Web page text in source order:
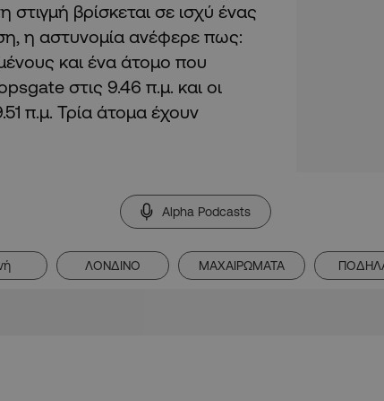
βρίσκεται σε ισχύ ένας
η αστυνομία ανέφερε πως:
και ένα άτομο που
στις 9.46 π.μ. και οι
π.μ. Τρία άτομα έχουν
Alpha Podcasts
ΛΟΝΔΙΝΟ ΜΑΧΑΙΡΩΜΑΤΑ